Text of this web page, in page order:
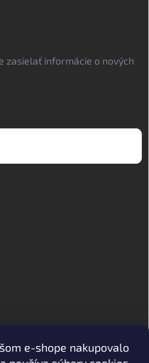
e-shope nakupovalo
zasielať informácie o nových